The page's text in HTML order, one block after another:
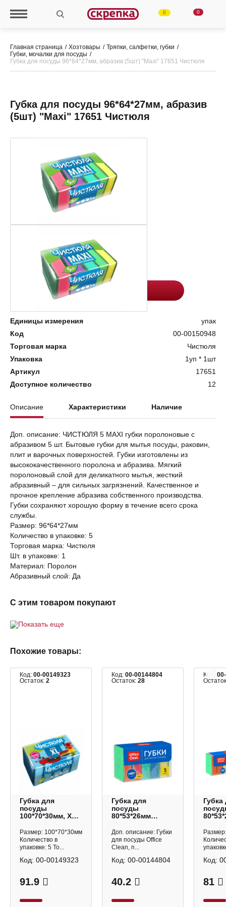
0 0
Главная страница Хозтовары
Тряпки, салфетки, губки
Губки, мочалки для посуды
Губка для посуды 96*64*27мм, абразив (5шт) "Maxi" 17651 Чистюля
Цена:
69.3
Добавить в корзину
Губка для посуды 96*64*27мм, абразив
(5шт) "Maxi" 17651 Чистюля
Единицы измерения
упак
Код
00-00150948
Торговая марка
Чистюля
Упаковка
1уп * 1шт
Артикул
17651
Доступное количество
12
Описание Характеристики Наличие
Доп. описание: ЧИСТЮЛЯ 5 MAXI губки поролоновые с
абразивом 5 шт. Бытовые губки для мытья посуды, раковин,
плит и варочных поверхностей. Губки изготовлены из
высококачественного поролона и абразива. Мягкий
поролоновый слой для деликатного мытья, жесткий
абразивный – для сильных загрязнений. Качественное и
прочное крепление абразива собственного производства.
Губки сохраняют хорошую форму в течение всего срока
службы.
Размер: 96*64*27мм
Количество в упаковке: 5
Торговая марка: Чистюля
Шт. в упаковке: 1
Материал: Поролон
Абразивный слой: Да
С этим товаром покупают
Показать еще
Похожие товары:
Код: 00-00149323
Остаток: 2
Губка для
посуды
100*70*30мм, XL с
ЧИСТЮЛЯ
Размер: 100*70*30мм
Количество в
упаковке: 5 То...
91.9
Код: 00-00149323
Код: 00-00144804
Остаток: 28
Губка для
посуды
80*53*26мм
абразив (5шт)
"Mini" 281460
OfficeClean
Доп. описание: Губки
для посуды Office
Clean, п...
40.2
Код: 00-00144804
Код:
Губка
81
Код: